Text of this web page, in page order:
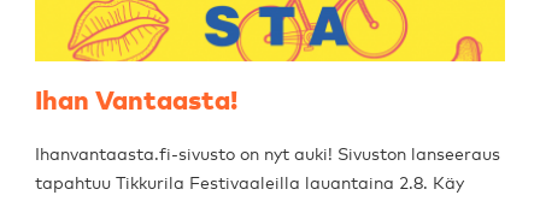
Ihan Vantaasta!
Ihanvantaasta.fi-sivusto on nyt auki! Sivuston lanseeraus
tapahtuu Tikkurila Festivaaleilla lauantaina 2.8. Käy